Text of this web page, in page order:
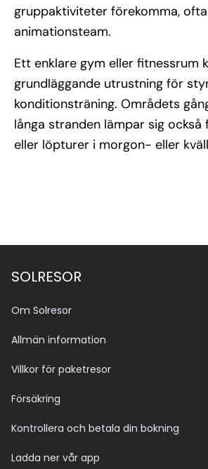
gruppaktiviteter förekomma,
animationsteam.
Ett enklare gym eller fitnessrum
grundläggande utrustning för
konditionsträning. Områdets
långa stranden lämpar sig
eller löpturer i morgon- eller
SOLRESOR
Om Solresor
Allmän information
Villkor för paketresor
Försäkring
Kontrollera och betala din bokning
Ladda ner vår app